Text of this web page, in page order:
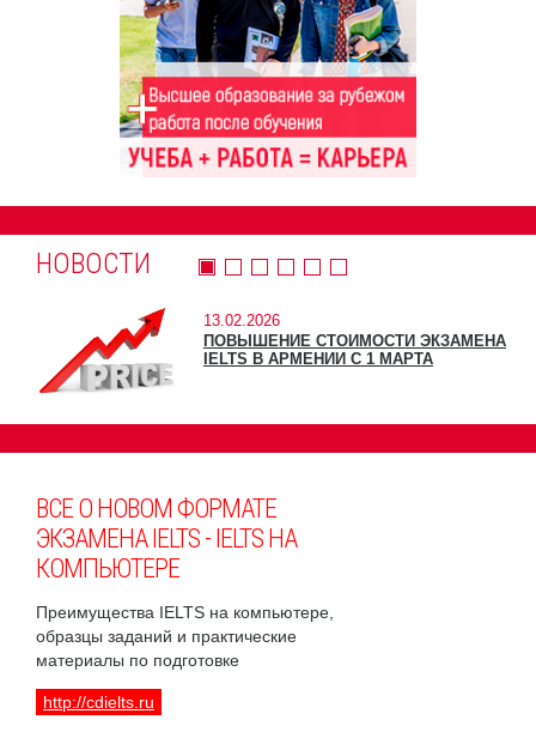
НОВОСТИ
13.02.2026
ПОВЫШЕНИЕ СТОИМОСТИ ЭКЗАМЕНА
IELTS В АРМЕНИИ С 1 МАРТА
ВСЕ О НОВОМ ФОРМАТЕ
ЭКЗАМЕНА IELTS - IELTS НА
КОМПЬЮТЕРЕ
Преимущества IELTS на компьютере,
образцы заданий и практические
материалы по подготовке
http://cdielts.ru